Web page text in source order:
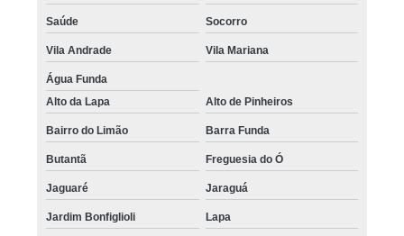
Saúde Socorro
Vila Andrade Vila Mariana
Água Funda
Alto da Lapa
Alto de Pinheiros
Bairro do Limão Barra Funda
Butantã Freguesia do Ó
Jaguaré Jaraguá
Jardim Bonfiglioli Lapa